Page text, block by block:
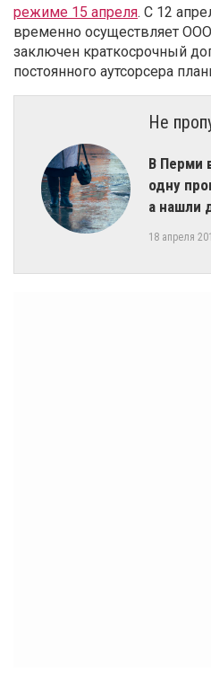
режиме 15 апреля. С 12
временно осуществляет
заключен краткосрочный
постоянного аутсорсера
Не
В Перми
одну
а нашли
18 апреля